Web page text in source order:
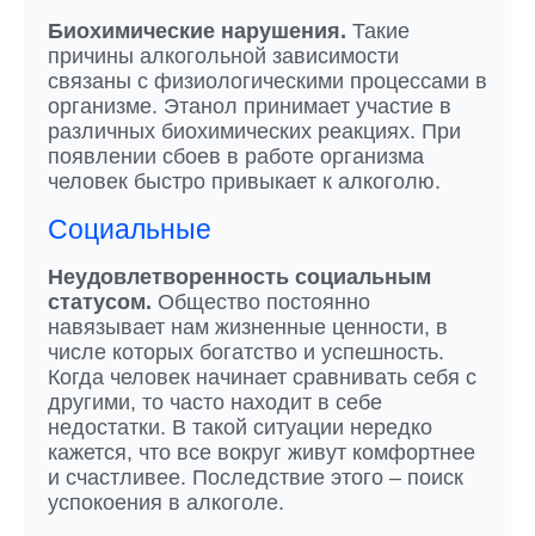
Биохимические нарушения. Такие
причины алкогольной зависимости
связаны с физиологическими процессами в
организме. Этанол принимает участие в
различных биохимических реакциях. При
появлении сбоев в работе организма
человек быстро привыкает к алкоголю.
Социальные
Неудовлетворенность социальным
статусом. Общество постоянно
навязывает нам жизненные ценности, в
числе которых богатство и успешность.
Когда человек начинает сравнивать себя с
другими, то часто находит в себе
недостатки. В такой ситуации нередко
кажется, что все вокруг живут комфортнее
и счастливее. Последствие этого – поиск
успокоения в алкоголе.